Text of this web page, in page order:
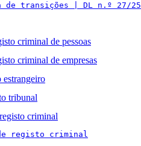
de transições | DL n.º 27/
criminal de pessoas
criminal de empresas
estrangeiro
tribunal
criminal
registo criminal